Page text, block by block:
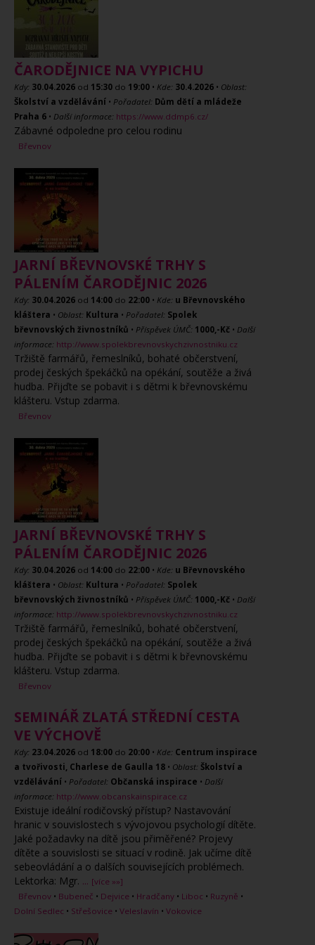
ČARODĚJNICE NA VYPICHU
Kdy: 30.04.2026 od 15:30 do 19:00 • Kde: 30.4.2026 • Oblast:
Školství a vzdělávání • Pořadatel: Dům dětí a mládeže
Praha 6 • Další informace: https://www.ddmp6.cz/
Zábavné odpoledne pro celou rodinu
Břevnov
JARNÍ BŘEVNOVSKÉ TRHY S
PÁLENÍM ČARODĚJNIC 2026
Kdy: 30.04.2026 od 14:00 do 22:00 • Kde: u Břevnovského
kláštera • Oblast: Kultura • Pořadatel: Spolek
břevnovských živnostníků • Příspěvek ÚMČ: 1000,-Kč • Další
informace: http://www.spolekbrevnovskychzivnostniku.cz
Tržiště farmářů, řemeslníků, bohaté občerstvení,
prodej českých špekáčků na opékání, soutěže a živá
hudba. Přijďte se pobavit i s dětmi k břevnovskému
klášteru. Vstup zdarma.
Břevnov
JARNÍ BŘEVNOVSKÉ TRHY S
PÁLENÍM ČARODĚJNIC 2026
Kdy: 30.04.2026 od 14:00 do 22:00 • Kde: u Břevnovského
kláštera • Oblast: Kultura • Pořadatel: Spolek
břevnovských živnostníků • Příspěvek ÚMČ: 1000,-Kč • Další
informace: http://www.spolekbrevnovskychzivnostniku.cz
Tržiště farmářů, řemeslníků, bohaté občerstvení,
prodej českých špekáčků na opékání, soutěže a živá
hudba. Přijďte se pobavit i s dětmi k břevnovskému
klášteru. Vstup zdarma.
Břevnov
SEMINÁŘ ZLATÁ STŘEDNÍ CESTA
VE VÝCHOVĚ
Kdy: 23.04.2026 od 18:00 do 20:00 • Kde: Centrum inspirace
a tvořivosti, Charlese de Gaulla 18 • Oblast: Školství a
vzdělávání • Pořadatel: Občanská inspirace • Další
informace: http://www.obcanskainspirace.cz
Existuje ideální rodičovský přístup? Nastavování
hranic v souvislostech s vývojovou psychologií dítěte.
Jaké požadavky na dítě jsou přiměřené? Projevy
dítěte a souvislosti se situací v rodině. Jak učíme dítě
sebeovládání a o dalších souvisejících problémech.
Lektorka: Mgr. ... [více »»]
Břevnov • Bubeneč • Dejvice • Hradčany • Liboc • Ruzyně •
Dolní Sedlec • Střešovice • Veleslavín • Vokovice